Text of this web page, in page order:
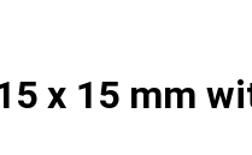
x 15 mm